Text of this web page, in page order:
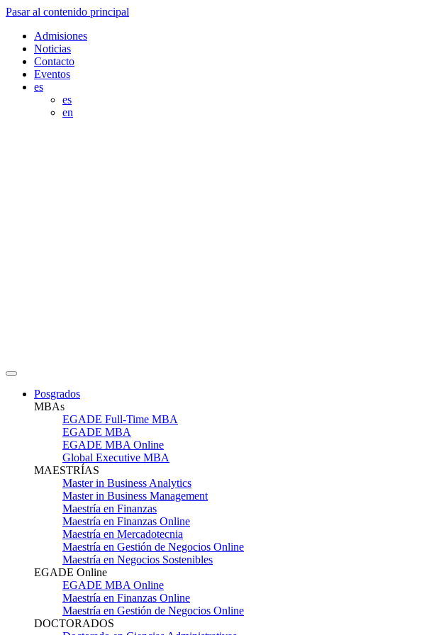
Pasar al contenido principal
Admisiones
Noticias
Contacto
Eventos
es
es
en
Posgrados
MBAs
EGADE Full-Time MBA
EGADE MBA
EGADE MBA Online
Global Executive MBA
MAESTRÍAS
Master in Business Analytics
Master in Business Management
Maestría en Finanzas
Maestría en Finanzas Online
Maestría en Mercadotecnia
Maestría en Gestión de Negocios Online
Maestría en Negocios Sostenibles
EGADE Online
EGADE MBA Online
Maestría en Finanzas Online
Maestría en Gestión de Negocios Online
DOCTORADOS